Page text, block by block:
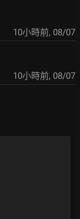
10小時前, 08/07
10小時前, 08/07